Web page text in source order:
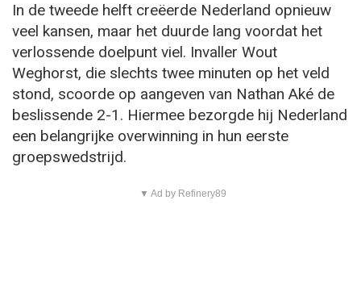
In de tweede helft creëerde Nederland opnieuw
veel kansen, maar het duurde lang voordat het
verlossende doelpunt viel. Invaller Wout
Weghorst, die slechts twee minuten op het veld
stond, scoorde op aangeven van Nathan Aké de
beslissende 2-1. Hiermee bezorgde hij Nederland
een belangrijke overwinning in hun eerste
groepswedstrijd.
▼ Ad by Refinery89